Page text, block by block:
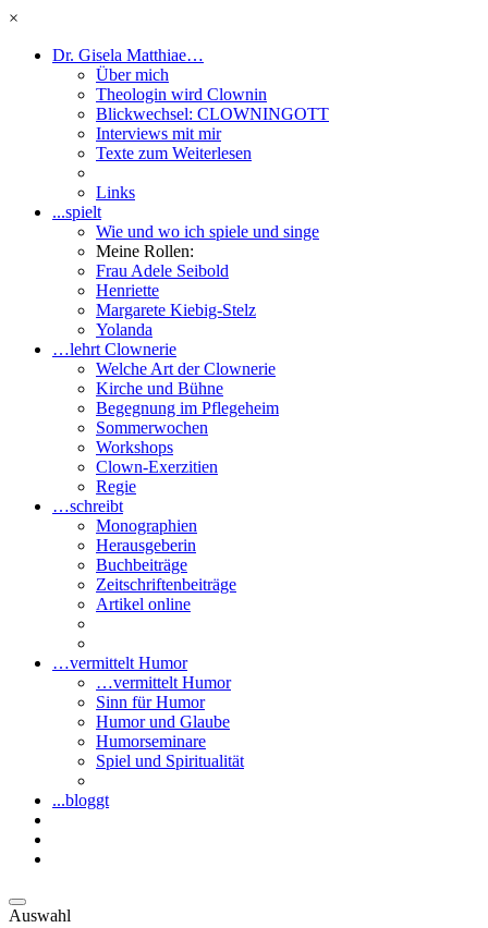
×
Dr. Gisela Matthiae…
Über mich
Theologin wird Clownin
Blickwechsel: CLOWNINGOTT
Interviews mit mir
Texte zum Weiterlesen
Links
...spielt
Wie und wo ich spiele und singe
Meine Rollen:
Frau Adele Seibold
Henriette
Margarete Kiebig-Stelz
Yolanda
…lehrt Clownerie
Welche Art der Clownerie
Kirche und Bühne
Begegnung im Pflegeheim
Sommerwochen
Workshops
Clown-Exerzitien
Regie
…schreibt
Monographien
Herausgeberin
Buchbeiträge
Zeitschriftenbeiträge
Artikel online
…vermittelt Humor
…vermittelt Humor
Sinn für Humor
Humor und Glaube
Humorseminare
Spiel und Spiritualität
...bloggt
Auswahl